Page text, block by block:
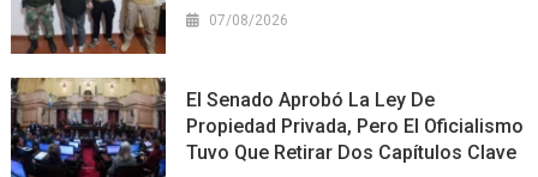
07/08/2026
El Senado Aprobó La Ley De
Propiedad Privada, Pero El Oficialismo
Tuvo Que Retirar Dos Capítulos Clave